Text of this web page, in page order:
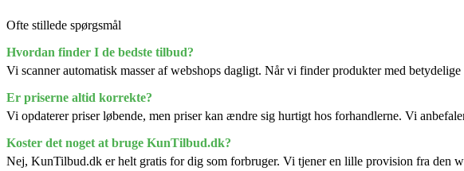
Ofte stillede spørgsmål
Hvordan finder I de bedste tilbud?
Vi scanner automatisk masser af webshops dagligt. Når vi finder produkter med betydelige
Er priserne altid korrekte?
Vi opdaterer priser løbende, men priser kan ændre sig hurtigt hos forhandlerne. Vi
Koster det noget at bruge KunTilbud.dk?
Nej, KunTilbud.dk er helt gratis for dig som forbruger. Vi tjener en lille provision fra den